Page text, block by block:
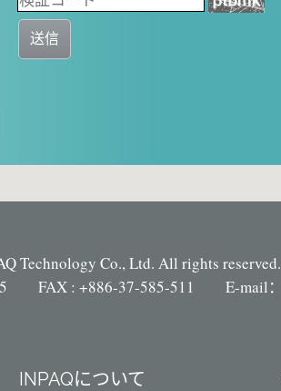
送信
Technology Co., Ltd. All rights reserved.
FAX : +886-37-585-511 E-mail：
INPAQについて